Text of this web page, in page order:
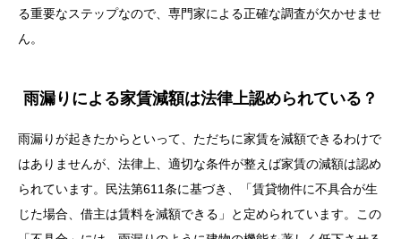
る重要なステップなので、専門家による正確な調査が欠かせませ
ん。
雨漏りによる家賃減額は法律上認められている？
雨漏りが起きたからといって、ただちに家賃を減額できるわけで
はありませんが、法律上、適切な条件が整えば家賃の減額は認め
られています。民法第611条に基づき、「賃貸物件に不具合が生
じた場合、借主は賃料を減額できる」と定められています。この